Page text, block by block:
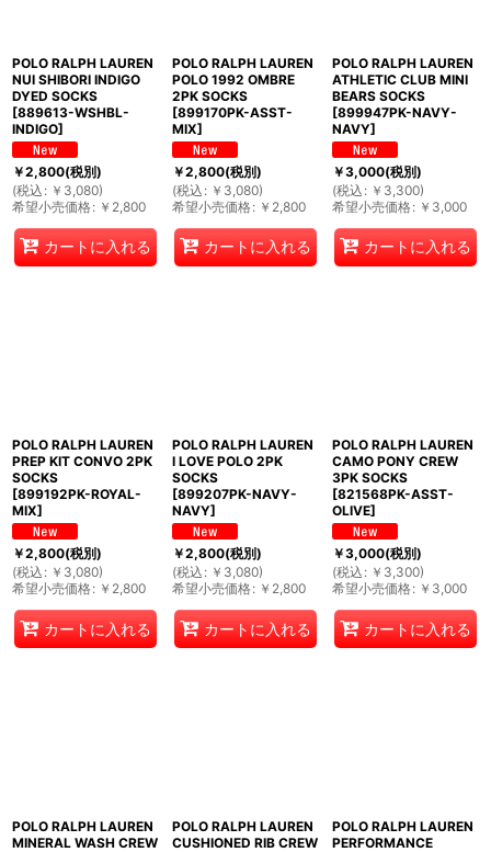
POLO RALPH LAUREN
NUI SHIBORI INDIGO
DYED SOCKS
[889613-WSHBL-
INDIGO]
￥2,800(税別)
(税込 : ￥ 3,080)
希望小売価格: ￥ 2,800
カートに入れる
POLO RALPH LAUREN
POLO 1992 OMBRE
2PK SOCKS
[899170PK-ASST-
MIX]
￥2,800(税別)
(税込 : ￥ 3,080)
希望小売価格: ￥ 2,800
カートに入れる
POLO RALPH LAUREN
ATHLETIC CLUB MINI
BEARS SOCKS
[899947PK-NAVY-
NAVY]
￥3,000(税別)
(税込 : ￥ 3,300)
希望小売価格: ￥ 3,000
カートに入れる
POLO RALPH LAUREN
PREP KIT CONVO 2PK
SOCKS
[899192PK-ROYAL-
MIX]
￥2,800(税別)
(税込 : ￥ 3,080)
希望小売価格: ￥ 2,800
カートに入れる
POLO RALPH LAUREN
I LOVE POLO 2PK
SOCKS
[899207PK-NAVY-
NAVY]
￥2,800(税別)
(税込 : ￥ 3,080)
希望小売価格: ￥ 2,800
カートに入れる
POLO RALPH LAUREN
CAMO PONY CREW
3PK SOCKS
[821568PK-ASST-
OLIVE]
￥3,000(税別)
(税込 : ￥ 3,300)
希望小売価格: ￥ 3,000
カートに入れる
POLO RALPH LAUREN
MINERAL WASH CREW
POLO RALPH LAUREN
CUSHIONED RIB CREW
POLO RALPH LAUREN
PERFORMANCE